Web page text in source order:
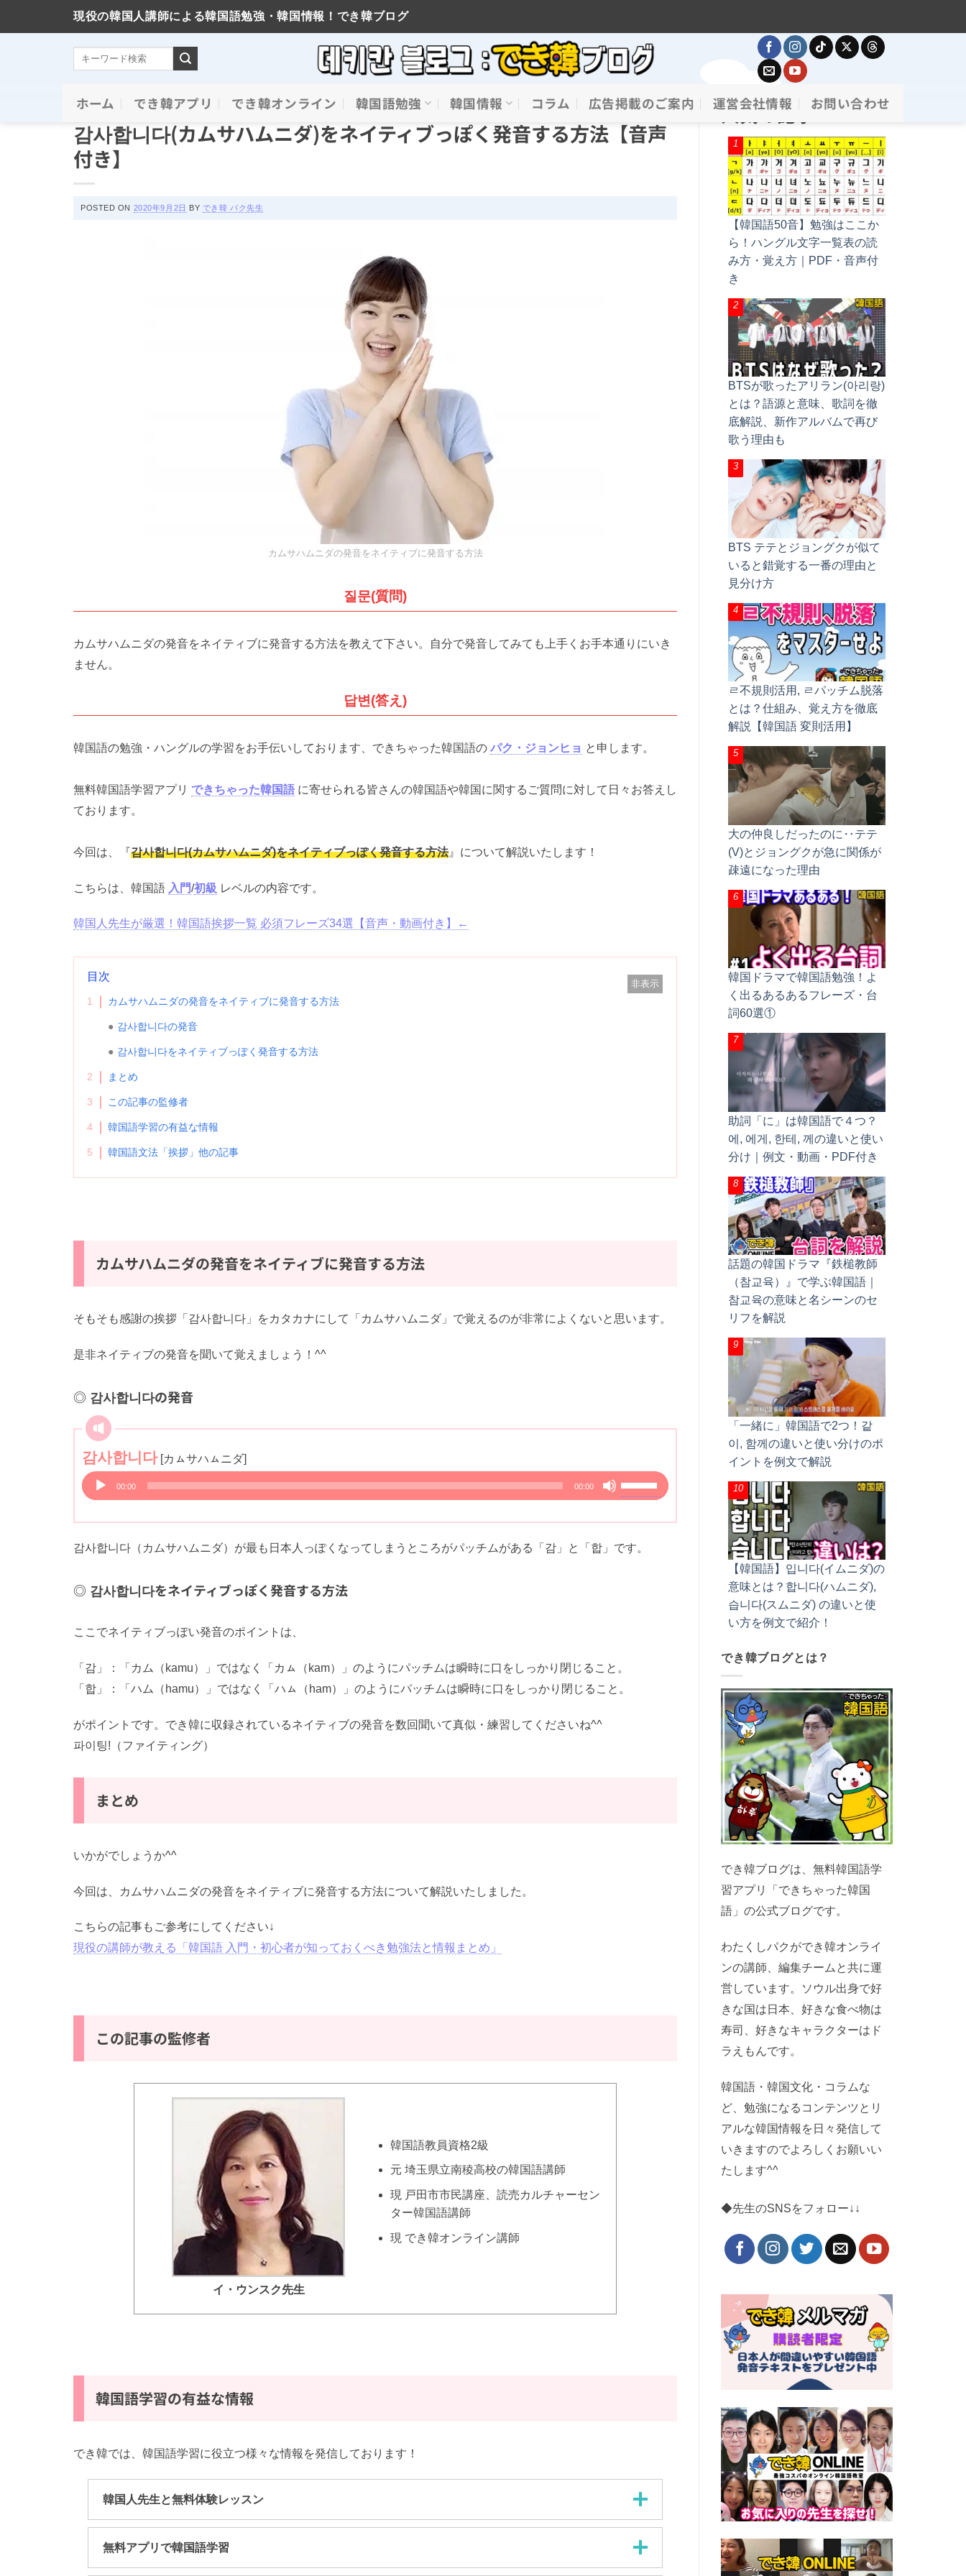
現役の韓国人講師による韓国語勉強・韓国情報！でき韓ブログ
ホーム でき韓アプリ でき韓オンライン 韓国語勉強 韓国情報 コラム 広告掲載のご案内 運営会社情報 お問い合わせ
ハングルと挨拶
감사합니다(カムサハムニダ)をネイティブっぽく発音する方法【音声
付き】
POSTED ON 2020年9月2日 BY でき韓 パク先生
カムサハムニダの発音をネイティブに発音する方法
질문(質問)
カムサハムニダの発音をネイティブに発音する方法を教えて下さい。自分で発音してみても上手くお手本通りにいき
ません。
답변(答え)
韓国語の勉強・ハングルの学習をお手伝いしております、できちゃった韓国語の パク・ジョンヒョ と申します。
無料韓国語学習アプリ できちゃった韓国語 に寄せられる皆さんの韓国語や韓国に関するご質問に対して日々お答えし
ております。
今回は、『감사합니다(カムサハムニダ)をネイティブっぽく発音する方法』について解説いたします！
こちらは、韓国語 入門/初級 レベルの内容です。
韓国人先生が厳選！韓国語挨拶一覧 必須フレーズ34選【音声・動画付き】←
目次
非表示
1 カムサハムニダの発音をネイティブに発音する方法
감사합니다の発音
감사합니다をネイティブっぽく発音する方法
2 まとめ
3 この記事の監修者
4 韓国語学習の有益な情報
5 韓国語文法「挨拶」他の記事
カムサハムニダの発音をネイティブに発音する方法
そもそも感謝の挨拶「감사합니다」をカタカナにして「カムサハムニダ」で覚えるのが非常によくないと思います。
是非ネイティブの発音を聞いて覚えましょう！^^
감사합니다の発音
감사합니다[カㇺサハㇺニダ]音
声
00:00 00:00
ボ
リ
ュ
ー
上
下
감사합니다（カムサハムニダ）が最も日本人っぽくなってしまうところがパッチムがある「감」と「합」です。
감사합니다をネイティブっぽく発音する方法
ここでネイティブっぽい発音のポイントは、
「감」：「カム（kamu）」ではなく「カㇺ（kam）」のようにパッチムは瞬時に口をしっかり閉じること。
「합」：「ハム（hamu）」ではなく「ハㇺ（ham）」のようにパッチムは瞬時に口をしっかり閉じること。
がポイントです。でき韓に収録されているネイティブの発音を数回聞いて真似・練習してくださいね^^
파이팅!（ファイティング）
まとめ
いかがでしょうか^^
今回は、カムサハムニダの発音をネイティブに発音する方法について解説いたしました。
こちらの記事もご参考にしてください↓
現役の講師が教える「韓国語 入門・初心者が知っておくべき勉強法と情報まとめ」
この記事の監修者
イ・ウンスク先生
韓国語教員資格2級
元 埼玉県立南稜高校の韓国語講師
現 戸田市市民講座、読売カルチャーセン
ター韓国語講師
現 でき韓オンライン講師
韓国語学習の有益な情報
でき韓では、韓国語学習に役立つ様々な情報を発信しております！
韓国人先生と無料体験レッスン
無料アプリで韓国語学習
人気の記事
【韓国語50音】勉強はここか
ら！ハングル文字一覧表の読
み方・覚え方｜PDF・音声付
き
BTSが歌ったアリラン(아리랑)
とは？語源と意味、歌詞を徹
底解説、新作アルバムで再び
歌う理由も
BTS テテとジョングクが似て
いると錯覚する一番の理由と
見分け方
ㄹ不規則活用, ㄹパッチム脱落
とは？仕組み、覚え方を徹底
解説【韓国語 変則活用】
大の仲良しだったのに‥テテ
(V)とジョングクが急に関係が
疎遠になった理由
韓国ドラマで韓国語勉強！よ
く出るあるあるフレーズ・台
詞60選①
助詞「に」は韓国語で４つ？
에, 에게, 한테, 께の違いと使い
分け｜例文・動画・PDF付き
話題の韓国ドラマ『鉄槌教師
（참교육）』で学ぶ韓国語｜
참교육の意味と名シーンのセ
リフを解説
「一緒に」韓国語で2つ！같
이, 함께の違いと使い分けのポ
イントを例文で解説
【韓国語】입니다(イムニダ)の
意味とは？합니다(ハムニダ),
습니다(スムニダ) の違いと使
い方を例文で紹介！
でき韓ブログとは？
でき韓ブログは、無料韓国語学
習アプリ「できちゃった韓国
語」の公式ブログです。
わたくしパクができ韓オンライ
ンの講師、編集チームと共に運
営しています。ソウル出身で好
きな国は日本、好きな食べ物は
寿司、好きなキャラクターはド
ラえもんです。
韓国語・韓国文化・コラムな
ど、勉強になるコンテンツとリ
アルな韓国情報を日々発信して
いきますのでよろしくお願いい
たします^^
◆先生のSNSをフォロー↓↓